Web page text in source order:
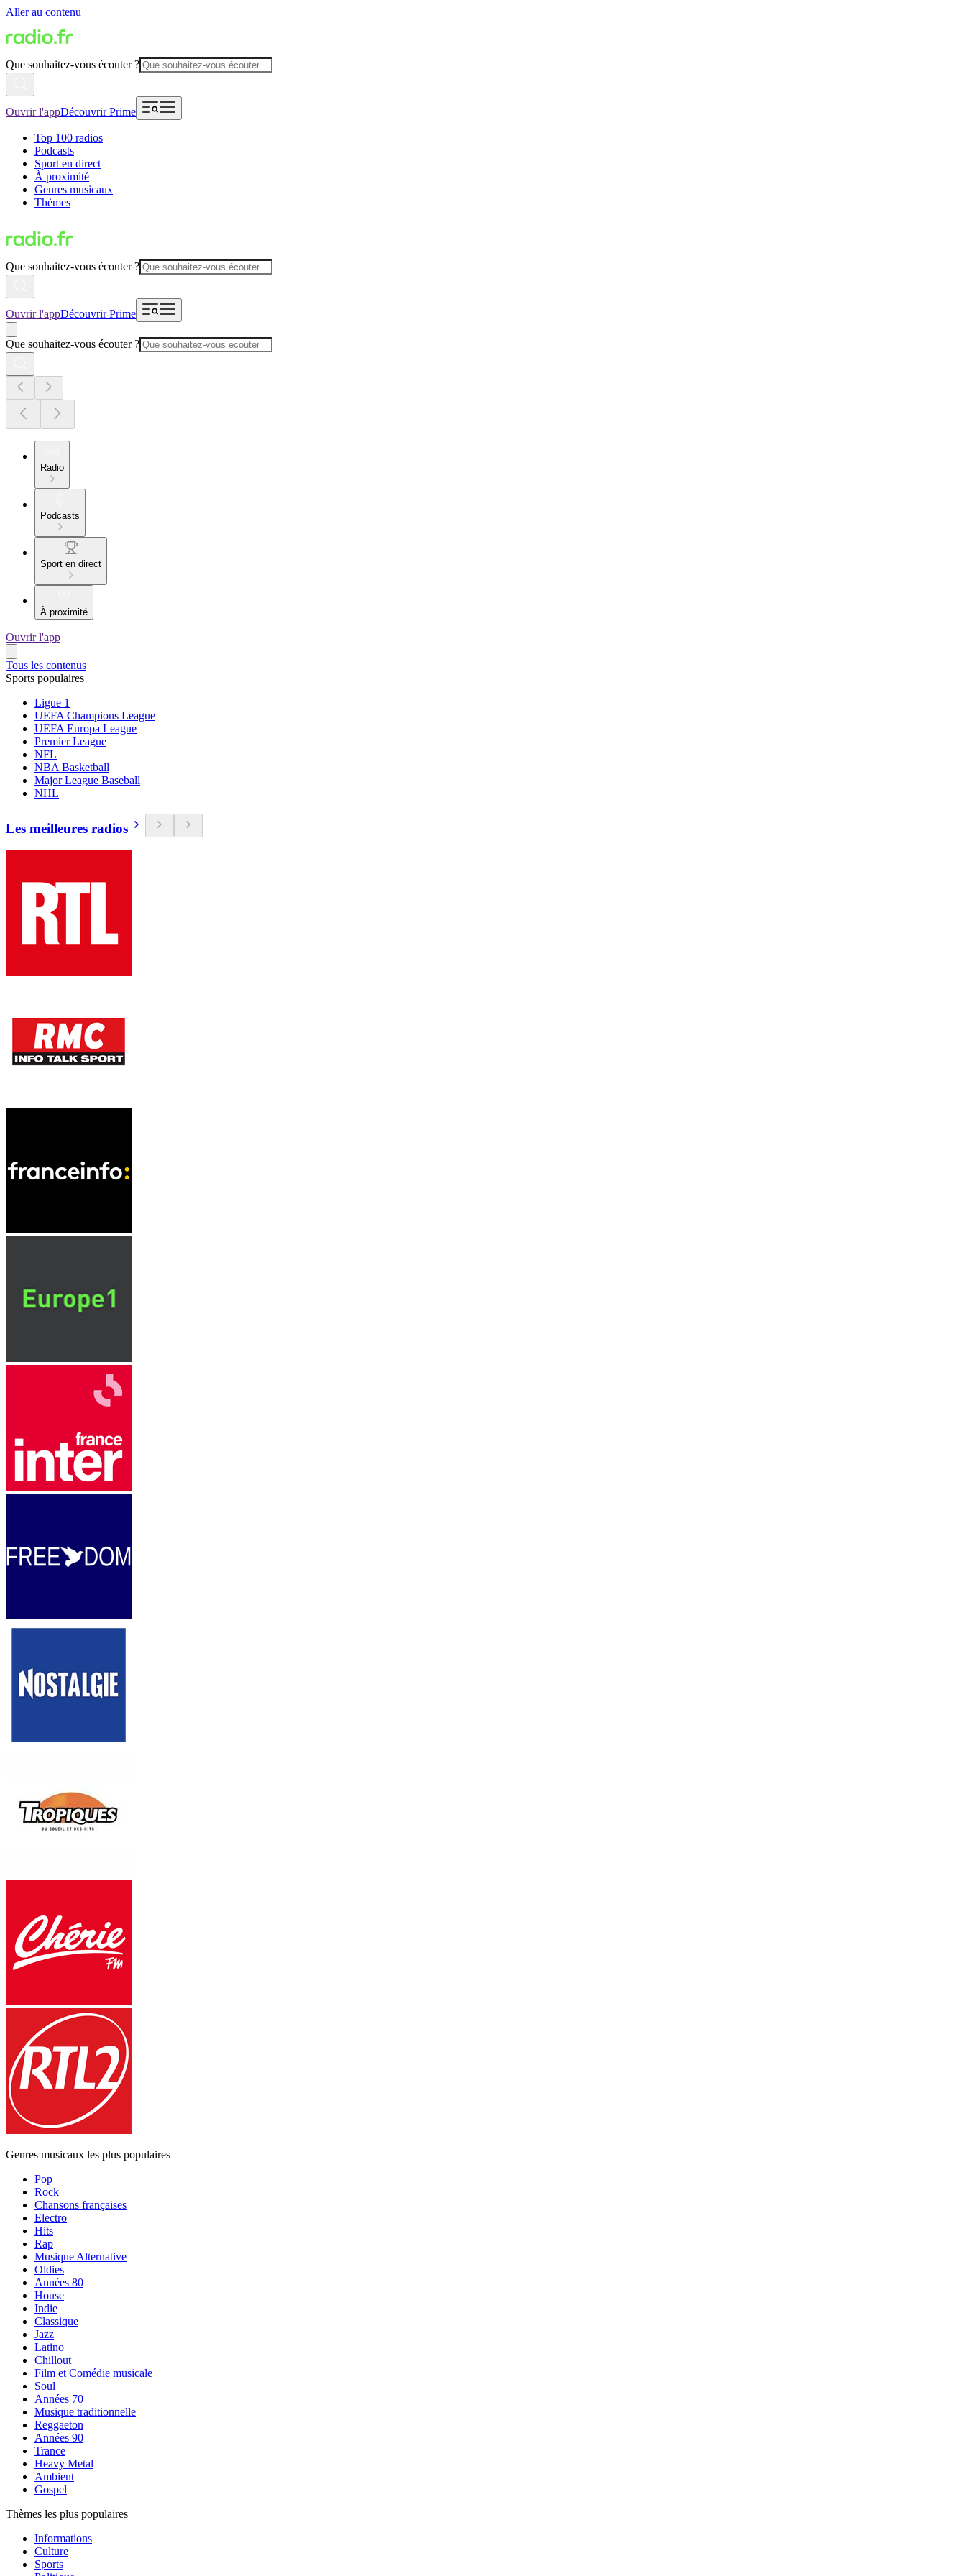
Aller au contenu
Que souhaitez-vous écouter ?
Ouvrir l'appDécouvrir Prime
Top 100 radios
Podcasts
Sport en direct
À proximité
Genres musicaux
Thèmes
Que souhaitez-vous écouter ?
Ouvrir l'appDécouvrir Prime
Que souhaitez-vous écouter ?
Radio
Podcasts
Sport en direct
À proximité
Ouvrir l'app
Tous les contenus
Sports populaires
Ligue 1
UEFA Champions League
UEFA Europa League
Premier League
NFL
NBA Basketball
Major League Baseball
NHL
Les meilleures radios
Genres musicaux les plus populaires
Pop
Rock
Chansons françaises
Electro
Hits
Rap
Musique Alternative
Oldies
Années 80
House
Indie
Classique
Jazz
Latino
Chillout
Film et Comédie musicale
Soul
Années 70
Musique traditionnelle
Reggaeton
Années 90
Trance
Heavy Metal
Ambient
Gospel
Thèmes les plus populaires
Informations
Culture
Sports